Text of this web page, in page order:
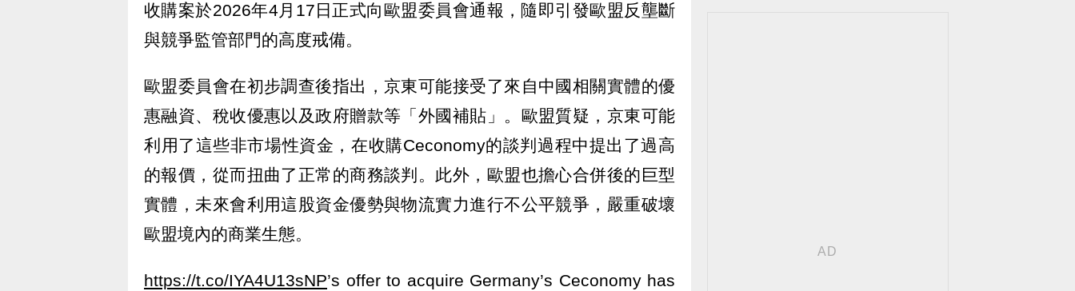
收購案於2026年4月17日正式向歐盟委員會通報，隨即引發歐盟反壟斷
與競爭監管部門的高度戒備。
歐盟委員會在初步調查後指出，京東可能接受了來自中國相關實體的優
惠融資、稅收優惠以及政府贈款等「外國補貼」。歐盟質疑，京東可能
利用了這些非市場性資金，在收購Ceconomy的談判過程中提出了過高
的報價，從而扭曲了正常的商務談判。此外，歐盟也擔心合併後的巨型
實體，未來會利用這股資金優勢與物流實力進行不公平競爭，嚴重破壞
歐盟境內的商業生態。
https://t.co/IYA4U13sNP’s offer to acquire Germany’s Ceconomy has